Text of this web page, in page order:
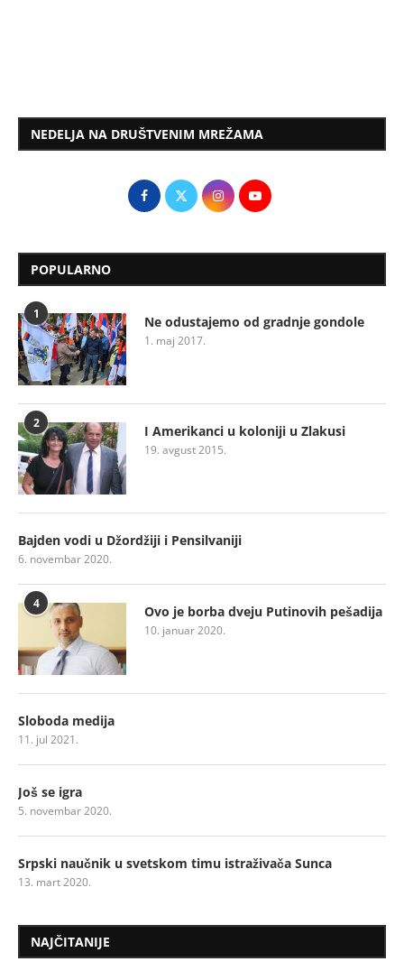
NEDELJA NA DRUŠTVENIM MREŽAMA
POPULARNO
1 Ne odustajemo od gradnje gondole
1. maj 2017.
2 I Amerikanci u koloniji u Zlakusi
19. avgust 2015.
Bajden vodi u Džordžiji i Pensilvaniji
6. novembar 2020.
4 Ovo je borba dveju Putinovih pešadija
10. januar 2020.
Sloboda medija
11. jul 2021.
Još se igra
5. novembar 2020.
Srpski naučnik u svetskom timu istraživača Sunca
13. mart 2020.
NAJČITANIJE